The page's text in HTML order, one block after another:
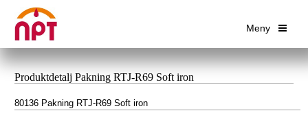
Meny
Produktdetalj Pakning RTJ-R69 Soft iron
80136 Pakning RTJ-R69 Soft iron